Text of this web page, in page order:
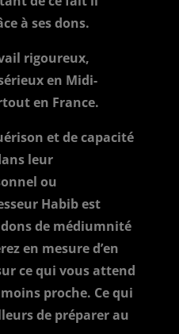
à ses dons.
rigoureux,
en Midi-
en France.
et de capacité
leur
ou
Habib est
de médiumnité
en mesure d’en
ce qui vous attend
proche. Ce qui
de préparer au